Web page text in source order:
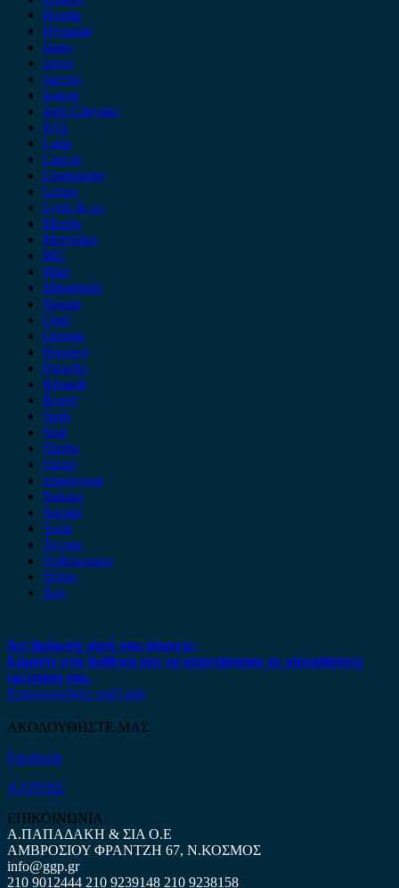
Honda
Hyundai
Isuzu
iveco
Jaecoo
Jaguar
Jeep Chrysler
KIA
Lada
Lancia
Leapmotor
Lexus
Lynk & co
Mazda
Mercedes
MG
Mini
Mitsubishi
Nissan
Opel
Omoda
Peugeot
Porsche
Renault
Rover
Saab
Seat
Skoda
Smart
ssangyong
Subaru
Suzuki
Tesla
Toyota
Volkswagen
Volvo
Xev
Δεν βρήκατε αυτό που ψάχνετε;
Είμαστε στη διάθεση σας να απαντήσουμε σε οποιαδήποτε
ερώτηση σας.
Επικοινωνήστε μαζί μας
ΑΚΟΛΟΥΘΗΣΤΕ ΜΑΣ
Facebook
ΧΑΡΤΗΣ
ΕΠΙΚΟΙΝΩΝΙΑ
Α.ΠΑΠΑΔΑΚΗ & ΣΙΑ Ο.Ε
ΑΜΒΡΟΣΙΟΥ ΦΡΑΝΤΖΗ 67, Ν.ΚΟΣΜΟΣ
info@ggp.gr
210 9012444 210 9239148 210 9238158